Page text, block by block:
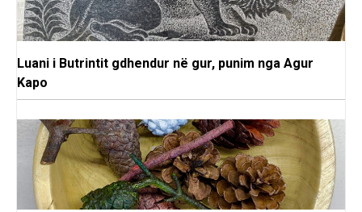
Luani i Butrintit gdhendur në gur, punim nga Agur
Kapo